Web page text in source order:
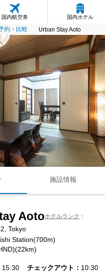
国内航空券 国内ホテル
約・比較 Urban Stay Aoto
施設情報
Aotoホテルランク
Tokyo
Station(700m)
15:30 チェックアウト 10:30